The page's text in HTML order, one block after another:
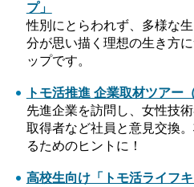
プ」
性別にとらわれず、多様な
分が思い描く理想の生き方
ップです。
トモ活推進 企業取材ツアー
先進企業を訪問し、女性技
取得者など社員と意見交換
るためのヒントに！
高校生向け「トモ活ライフ